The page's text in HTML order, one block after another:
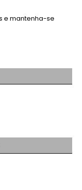
e mantenha-se